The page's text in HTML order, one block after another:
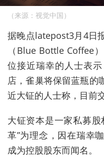
（来源：视觉中国）
据晚点latepost3月4日
（Blue Bottle Coffee
位接近瑞幸的人士表
店，雀巢将保留蓝瓶的
近大钲的人士称，目前
大钲资本是一家私募股
革”为理念，因在瑞幸
成为控股股东而闻名。